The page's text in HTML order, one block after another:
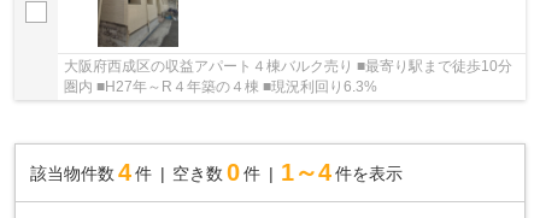
大阪府西成区の収益アパート４棟バルク売り ■最寄り駅まで徒歩10分
圏内 ■H27年～R４年築の４棟 ■現況利回り6.3%
該当物件数 4件 空き数 0 件 1～4 件を表示